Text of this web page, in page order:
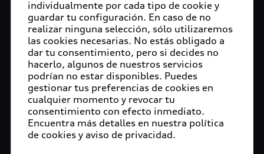
urbano: el Audi AI: ME totalmente automatizado
representa un "tercer espacio vital" personal,
junto a nuestros hogares y lugares de trabajo, que
está familiarizado con los deseos y necesidades
de sus usuarios. Por ejemplo, los pasajeros
pueden usar el seguimiento ocular para
comunicarse con el show car de manera intuitiva y
pedirle que ordene su comida favorita. También
pueden disfrutar de una experiencia de bienestar
en la IA: ME: un par de gafas de realidad virtual en
individualmente por cada tipo de cookie y
guardar tu configuración. En caso de no
realizar ninguna selección, sólo utilizaremos
las cookies necesarias. No estás obligado a
dar tu consentimiento, pero si decides no
hacerlo, algunos de nuestros servicios
podrían no estar disponibles. Puedes
gestionar tus preferencias de cookies en
cualquier momento y revocar tu
consentimiento con efecto inmediato.
Encuentra más detalles en nuestra política
de cookies y aviso de privacidad.